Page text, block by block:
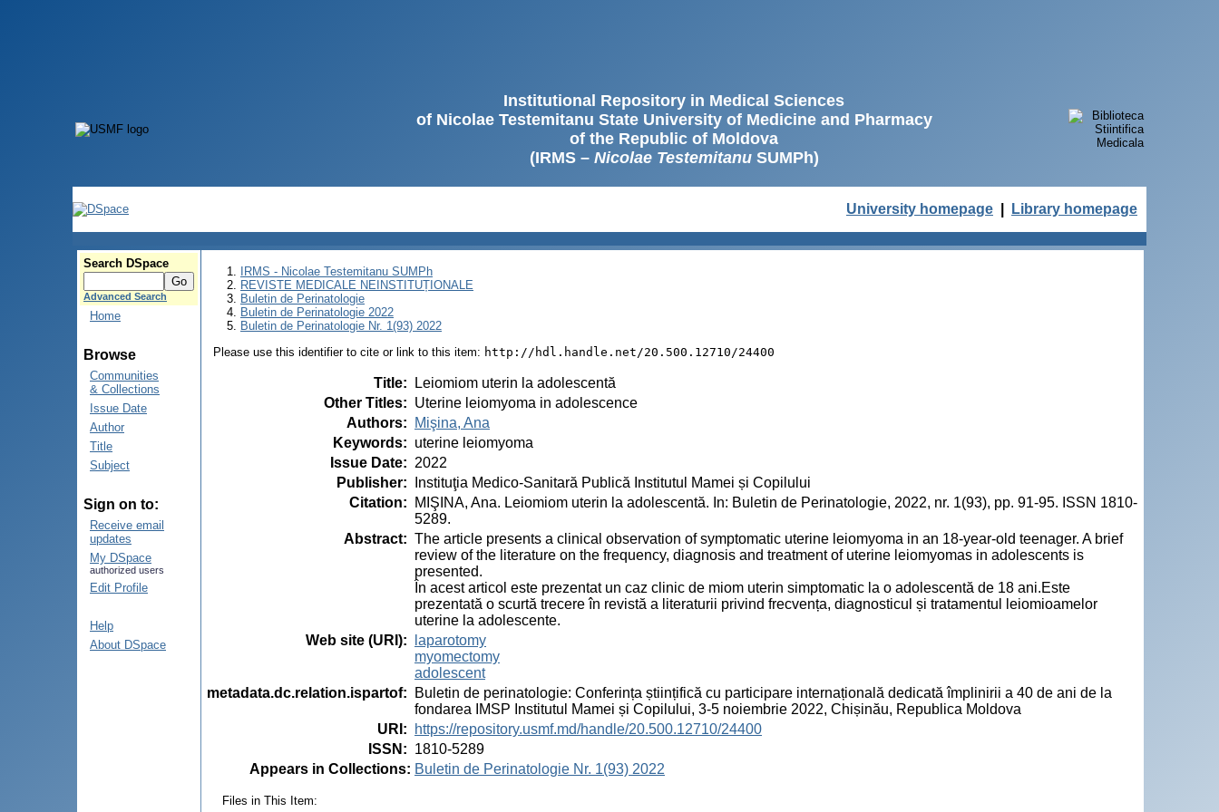
Institutional Repository in Medical Sciences
of Nicolae Testemitanu State University of Medicine and Pharmacy
of the Republic of Moldova
(IRMS – Nicolae TestemitanuSUMPh)
University homepage Library homepage
Search DSpace
Advanced Search
Home
Browse
Communities
& Collections
Issue Date
Author
Title
Subject
Sign on to:
Receive email
updates
My DSpace
authorized users
Edit Profile
Help
About DSpace
IRMS - Nicolae Testemitanu SUMPh
REVISTE MEDICALE NEINSTITUȚIONALE
Buletin de Perinatologie
Buletin de Perinatologie 2022
Buletin de Perinatologie Nr. 1(93) 2022
Please use this identifier to cite or link to this item: http://hdl.handle.net/20.500.12710/24400
Title:
Leiomiom uterin la adolescentă
Other Titles: Uterine leiomyoma in adolescence
Authors:
Mişina, Ana
Keywords: uterine leiomyoma
Issue Date: 2022
Publisher:
Instituţia Medico-Sanitară Publică Institutul Mamei și Copilului
Citation:
MIŞINA, Ana. Leiomiom uterin la adolescentă. In: Buletin de Perinatologie, 2022, nr. 1(93), pp. 91-95. ISSN 1810-
5289.
Abstract: The article presents a clinical observation of symptomatic uterine leiomyoma in an 18-year-old teenager. A brief
review of the literature on the frequency, diagnosis and treatment of uterine leiomyomas in adolescents is
presented.
În acest articol este prezentat un caz clinic de miom uterin simptomatic la o adolescentă de 18 ani.Este
prezentată o scurtă trecere în revistă a literaturii privind frecvența, diagnosticul și tratamentul leiomioamelor
uterine la adolescente.
Web site (URI):
laparotomy
myomectomy
adolescent
metadata.dc.relation.ispartof:
Buletin de perinatologie: Conferința științifică cu participare internațională dedicată împlinirii a 40 de ani de la
fondarea IMSP Institutul Mamei și Copilului, 3-5 noiembrie 2022, Chișinău, Republica Moldova
URI :
https://repository.usmf.md/handle/20.500.12710/24400
ISSN : 1810-5289
Appears in Collections: Buletin de Perinatologie Nr. 1(93) 2022
Files in This Item: